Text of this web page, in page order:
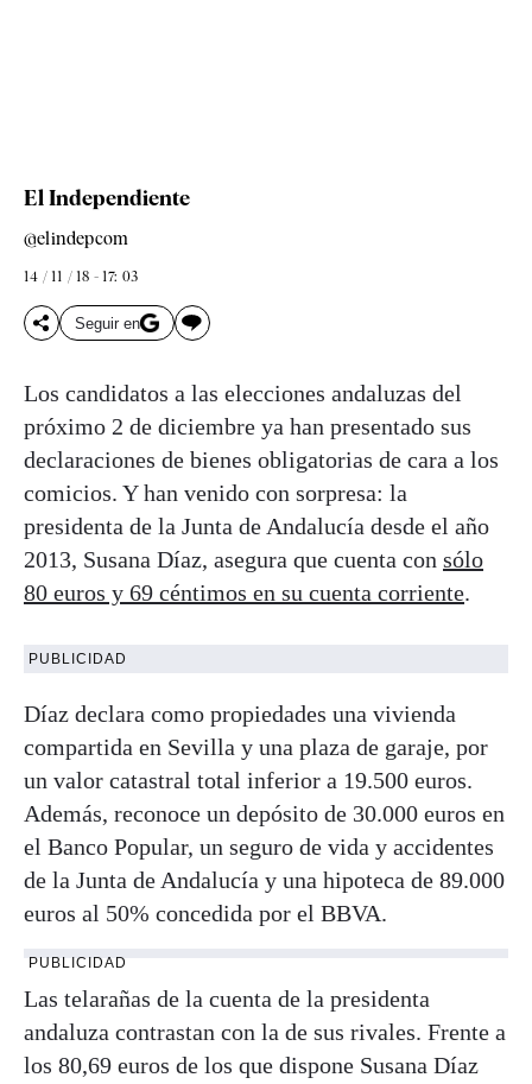
El Independiente
@elindepcom
14 / 11 / 18 - 17: 03
Seguir en
Los candidatos a las elecciones andaluzas del
próximo 2 de diciembre ya han presentado sus
declaraciones de bienes obligatorias de cara a los
comicios. Y han venido con sorpresa: la
presidenta de la Junta de Andalucía desde el año
2013, Susana Díaz, asegura que cuenta con sólo
80 euros y 69 céntimos en su cuenta corriente.
PUBLICIDAD
Díaz declara como propiedades una vivienda
compartida en Sevilla y una plaza de garaje, por
un valor catastral total inferior a 19.500 euros.
Además, reconoce un depósito de 30.000 euros en
el Banco Popular, un seguro de vida y accidentes
de la Junta de Andalucía y una hipoteca de 89.000
euros al 50% concedida por el BBVA.
PUBLICIDAD
Las telarañas de la cuenta de la presidenta
andaluza contrastan con la de sus rivales. Frente a
los 80,69 euros de los que dispone Susana Díaz